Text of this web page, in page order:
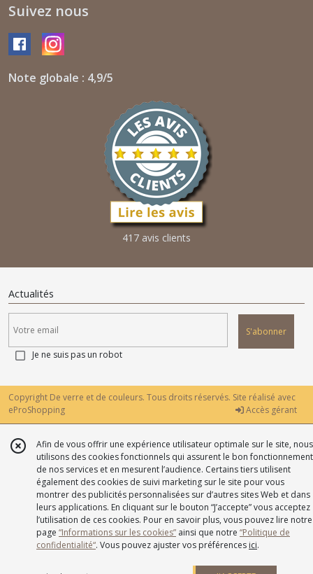
Suivez nous
Note globale : 4,9/5
417 avis clients
Actualités
S'abonner
Je ne suis pas un robot
Copyright De verre et de couleurs. Tous droits réservés. Site réalisé avec
eProShopping
Accès gérant
Afin de vous offrir une expérience utilisateur optimale sur le site, nous
utilisons des cookies fonctionnels qui assurent le bon fonctionnement
de nos services et en mesurent l’audience. Certains tiers utilisent
également des cookies de suivi marketing sur le site pour vous
montrer des publicités personnalisées sur d’autres sites Web et dans
leurs applications. En cliquant sur le bouton “J’accepte” vous acceptez
l’utilisation de ces cookies. Pour en savoir plus, vous pouvez lire notre
page “Informations sur les cookies” ainsi que notre “Politique de
confidentialité“. Vous pouvez ajuster vos préférences ici.